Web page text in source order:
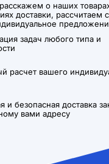
о наших
доставки, рассчитаем
задач любого типа и
расчет вашего
и безопасная доставка
вами адресу